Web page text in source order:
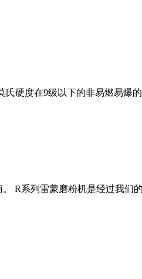
硬度在9级以下的非易燃易爆
R系列雷蒙磨粉机是经过我们